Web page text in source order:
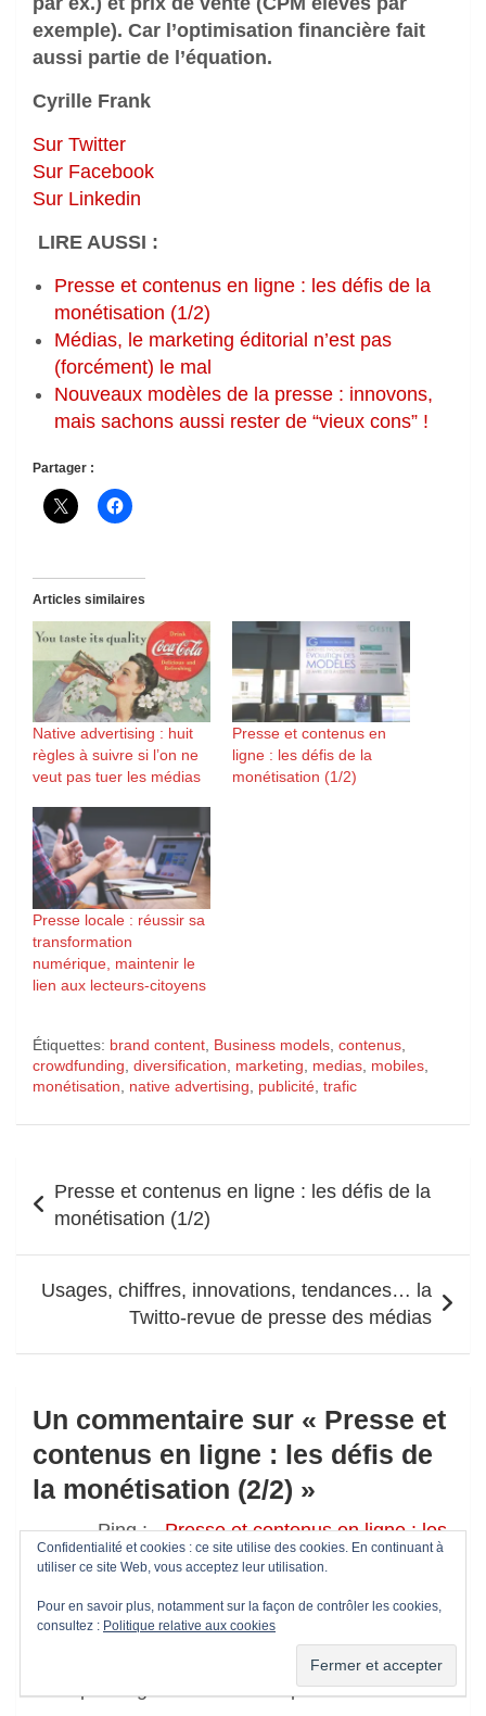
exemple). Car l’optimisation financière fait
aussi partie de l’équation.
Cyrille Frank
Sur Twitter
Sur Facebook
Sur Linkedin
LIRE AUSSI :
Presse et contenus en ligne : les défis de la
monétisation (1/2)
Médias, le marketing éditorial n’est pas
(forcément) le mal
Nouveaux modèles de la presse : innovons,
mais sachons aussi rester de “vieux cons” !
Partager :
Articles similaires
Native advertising : huit
règles à suivre si l’on ne
veut pas tuer les médias
Presse et contenus en
ligne : les défis de la
monétisation (1/2)
Presse locale : réussir sa
transformation
numérique, maintenir le
lien aux lecteurs-citoyens
Étiquettes: brand content Business models contenus
crowdfunding diversification marketing medias mobiles
monétisation
native advertising publicité trafic
de
Presse et contenus en ligne : les défis de la
monétisation (1/2)
Usages, chiffres, innovations, tendances… la
Twitto-revue de presse des médias
Un commentaire sur « Presse et
contenus en ligne : les défis de
la monétisation (2/2) »
Ping :- Presse et contenus en ligne : les
défis de la monétisation (1/2)
Laisser un commentaire
Votre adresse e-mail ne sera pas publiée. Les
champs obligatoires sont indiqués avec*
Confidentialité et cookies : ce site utilise des cookies. En continuant à
utiliser ce site Web, vous acceptez leur utilisation.
Pour en savoir plus, notamment sur la façon de contrôler les cookies,
consultez : Politique relative aux cookies